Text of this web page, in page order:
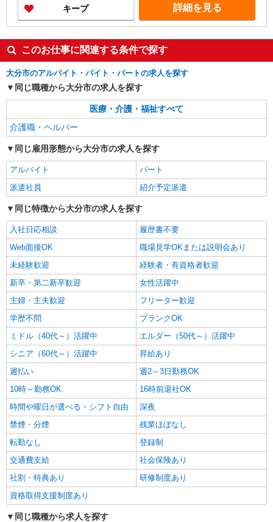
キープ 詳細を見る
このお仕事に関連する条件で探す
大分市のアルバイト・バイト・パートの求人を探す
同じ職種から大分市の求人を探す
医療・介護・福祉すべて
介護職・ヘルパー
同じ雇用形態から大分市の求人を探す
アルバイト
パート
派遣社員
紹介予定派遣
同じ特徴から大分市の求人を探す
入社日応相談
履歴書不要
Web面接OK
職場見学OKまたは説明会あり
未経験歓迎
経験者・有資格者歓迎
新卒・第二新卒歓迎
女性活躍中
主婦・主夫歓迎
フリーター歓迎
学歴不問
ブランクOK
ミドル（40代～）活躍中
エルダー（50代～）活躍中
シニア（60代～）活躍中
昇給あり
週払い
週2～3日勤務OK
10時～勤務OK
16時前退社OK
時間や曜日が選べる・シフト自由
深夜
禁煙・分煙
残業ほぼなし
転勤なし
登録制
交通費支給
社会保険あり
社割・特典あり
研修制度あり
資格取得支援制度あり
同じ職種から求人を探す